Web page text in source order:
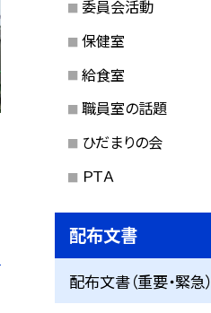
委員会活動
保健室
給食室
職員室の話題
ひだまりの会
ＰＴＡ
配布文書
配布文書（重要・緊急）